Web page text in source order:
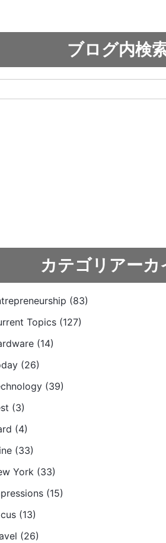
ブログ内検
カテゴリアーカ
(83)
Topics (127)
(14)
(26)
(39)
(3)
(4)
(33)
York (33)
(15)
(13)
(26)